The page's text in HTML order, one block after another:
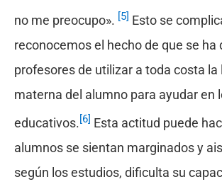
no me preocupo». [5] Esto se
reconocemos el hecho de que se ha
profesores de utilizar a toda costa la
materna del alumno para ayudar en
educativos.[6] Esta actitud puede
alumnos se sientan marginados y
según los estudios, dificulta su